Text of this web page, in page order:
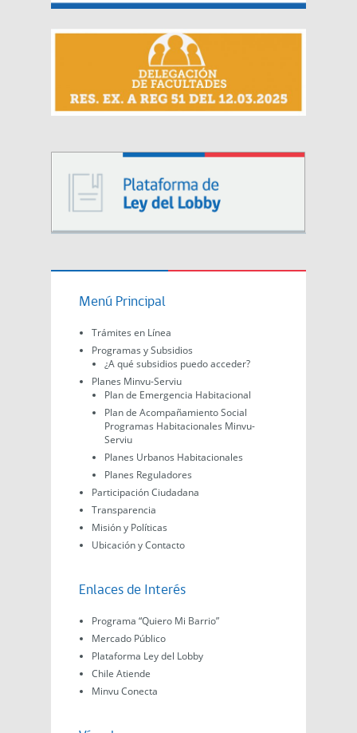
Menú Principal
Trámites en Línea
Programas y Subsidios
¿A qué subsidios puedo acceder?
Planes Minvu-Serviu
Plan de Emergencia Habitacional
Plan de Acompañamiento Social
Programas Habitacionales Minvu-
Serviu
Planes Urbanos Habitacionales
Planes Reguladores
Participación Ciudadana
Transparencia
Misión y Políticas
Ubicación y Contacto
Enlaces de Interés
Programa “Quiero Mi Barrio”
Mercado Público
Plataforma Ley del Lobby
Chile Atiende
Minvu Conecta